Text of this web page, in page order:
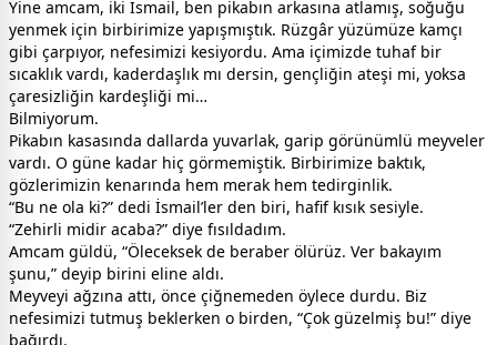
Yine amcam, iki İsmail, ben pikabın arkasına atlamış, soğuğu
yenmek için birbirimize yapışmıştık. Rüzgâr yüzümüze kamçı
gibi çarpıyor, nefesimizi kesiyordu. Ama içimizde tuhaf bir
sıcaklık vardı, kaderdaşlık mı dersin, gençliğin ateşi mi, yoksa
çaresizliğin kardeşliği mi…
Bilmiyorum.
Pikabın kasasında dallarda yuvarlak, garip görünümlü meyveler
vardı. O güne kadar hiç görmemiştik. Birbirimize baktık,
gözlerimizin kenarında hem merak hem tedirginlik.
“Bu ne ola ki?” dedi İsmail’ler den biri, hafif kısık sesiyle.
“Zehirli midir acaba?” diye fısıldadım.
Amcam güldü, “Öleceksek de beraber ölürüz. Ver bakayım
şunu,” deyip birini eline aldı.
Meyveyi ağzına attı, önce çiğnemeden öylece durdu. Biz
nefesimizi tutmuş beklerken o birden, “Çok güzelmiş bu!” diye
bağırdı.